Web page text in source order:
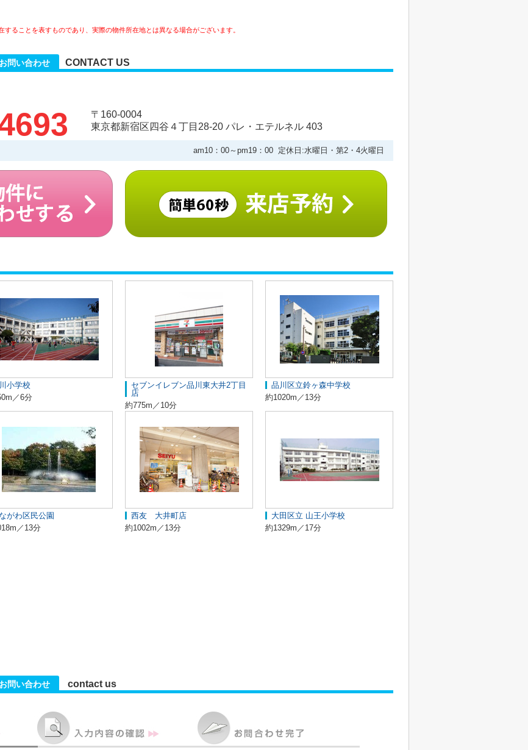
ることを表すものであり、実際の物件所在地とは異なる場合がございます。
問い合わせ CONTACT US
〒160-0004
東京都新宿区四谷４丁目28-20 パレ・エテルネル 403
am10：00～pm19：00 定休日:水曜日・第2・4火曜日
小学校
／6分
セブンイレブン品川東大井2丁目
店
約775m／10分
品川区立鈴ヶ森中学校
約1020m／13分
がわ区民公園
／13分
西友 大井町店
約1002m／13分
大田区立 山王小学校
約1329m／17分
問い合わせ contact us